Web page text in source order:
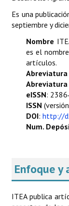
Políticas
Sello Calidad
Premio Prensa
Buscador de
JORNADAS AIDA
Jornadas PAM
Premio
Es una
septiembre y
Nombre
es el
artículos.
Abreviatura
Abreviatura
eISSN:
ISSN
DOI: http://
Num.
Enfoque y
ITEA publica